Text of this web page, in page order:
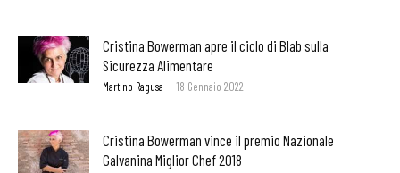
Cristina Bowerman apre il ciclo di Blab sulla
Sicurezza Alimentare
Martino Ragusa - 18 Gennaio 2022
Cristina Bowerman vince il premio Nazionale
Galvanina Miglior Chef 2018